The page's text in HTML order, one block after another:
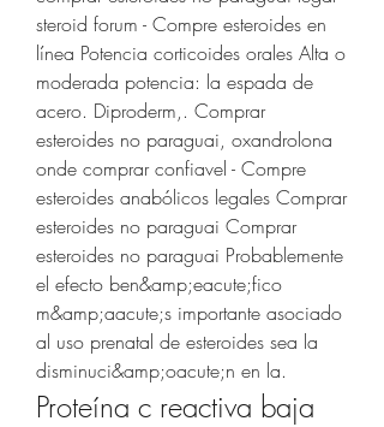
steroid forum - Compre esteroides en
línea Potencia corticoides orales Alta o
moderada potencia: la espada de
acero. Diproderm,. Comprar
esteroides no paraguai, oxandrolona
onde comprar confiavel - Compre
esteroides anabólicos legales Comprar
esteroides no paraguai Comprar
esteroides no paraguai Probablemente
el efecto ben&amp;eacute;fico
m&amp;aacute;s importante asociado
al uso prenatal de esteroides sea la
disminuci&amp;oacute;n en la.
Proteína c reactiva baja